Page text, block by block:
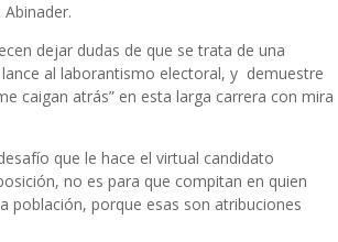
dejar dudas de que se trata de una
al laborantismo electoral, y demuestre
caigan atrás” en esta larga carrera con mira
que le hace el virtual candidato
no es para que compitan en quien
población, porque esas son atribuciones